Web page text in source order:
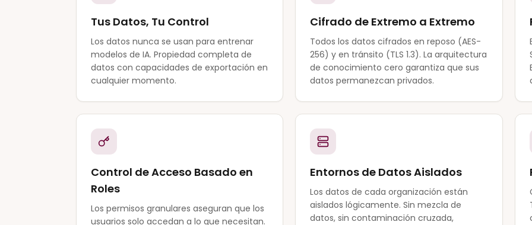
Tus Datos, Tu Control
Los datos nunca se usan para entrenar
modelos de IA. Propiedad completa de
datos con capacidades de exportación en
cualquier momento.
Cifrado de Extremo a Extremo
Todos los datos cifrados en reposo (AES-
256) y en tránsito (TLS 1.3). La arquitectura
de conocimiento cero garantiza que sus
datos permanezcan privados.
Control de Acceso Basado en
Roles
Los permisos granulares aseguran que los
usuarios solo accedan a lo que necesitan.
Entornos de Datos Aislados
Los datos de cada organización están
aislados lógicamente. Sin mezcla de
datos, sin contaminación cruzada,